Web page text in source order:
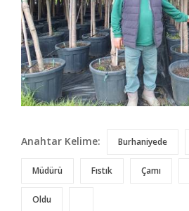
Anahtar Kelime: Burhaniyede
Müdürü Fıstık Çamı
Oldu